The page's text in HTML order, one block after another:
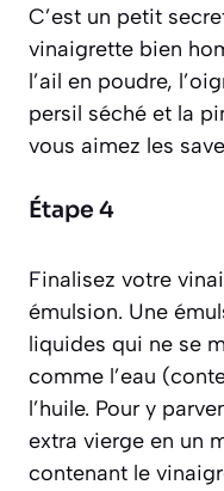
C’est un petit
vinaigrette bien
l’ail en poudre,
persil séché et la
vous aimez les
Étape 4
Finalisez votre
émulsion. Une
liquides qui ne se
comme l’eau
l’huile. Pour y
extra vierge en un
contenant le